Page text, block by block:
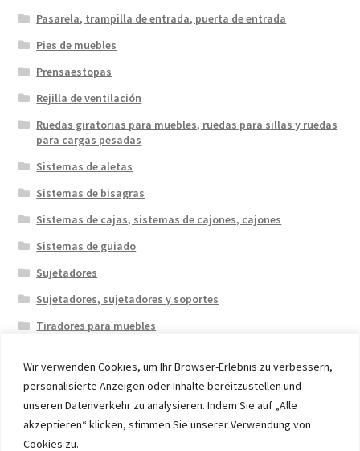
Wir verwenden Cookies, um Ihr Browser-Erlebnis zu verbessern,
personalisierte Anzeigen oder Inhalte bereitzustellen und
unseren Datenverkehr zu analysieren. Indem Sie auf „Alle
akzeptieren“ klicken, stimmen Sie unserer Verwendung von
Cookies zu.
Pasarela, trampilla de entrada, puerta de entrada
Pies de muebles
Prensaestopas
Rejilla de ventilación
Ruedas giratorias para muebles, ruedas para sillas y ruedas
para cargas pesadas
Sistemas de aletas
Sistemas de bisagras
Sistemas de cajas, sistemas de cajones, cajones
Sistemas de guiado
Sujetadores
Sujetadores, sujetadores y soportes
Tiradores para muebles
© 2026 Eruon Trade UG, Germany, member of the ERUON